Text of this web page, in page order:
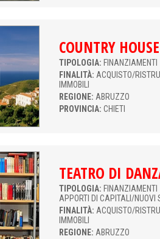
COUNTRY HOUSE
TIPOLOGIA:
FINALITÀ: ACQUISTO/
IMMOBILI
REGIONE: ABRUZZO
PROVINCIA: CHIETI
TEATRO DI
TIPOLOGIA:
APPORTI DI CAPITALI/NUOVI
FINALITÀ: ACQUISTO/
IMMOBILI
REGIONE: ABRUZZO